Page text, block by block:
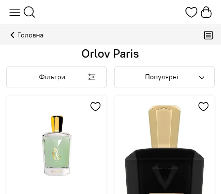
Головна
Orlov Paris
Фільтри Популярні